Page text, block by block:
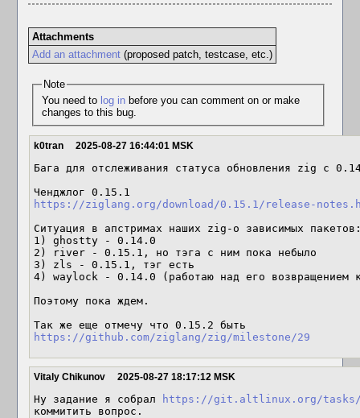
Attachments
Add an attachment(proposed patch, testcase, etc.)
Note
You need to log inbefore you can comment on or make
changes to this bug.
k0tran 2025-08-27 16:44:01 MSK
Бага для отслеживания статуса обновления zig с
https://ziglang.org/download/0.15.1/release-
Ситуация в апстримах наших zig-о зависимых
1) ghostty - 0.14.0
2) river - 0.15.1, но тэга с ним пока небыло
3) zls - 0.15.1, тэг есть
4) waylock - 0.14.0 (работаю над его возвращением
Поэтому пока ждем.
https://github.com/ziglang/zig/milestone/29
Vitaly Chikunov 2025-08-27 18:17:12 MSK
Ну задание я собрал
https://git.altlinux.org/tasks/
коммитить вопрос.